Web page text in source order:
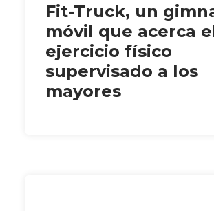
Fit-Truck, un
móvil que acerca
ejercicio físico
supervisado a los
mayores